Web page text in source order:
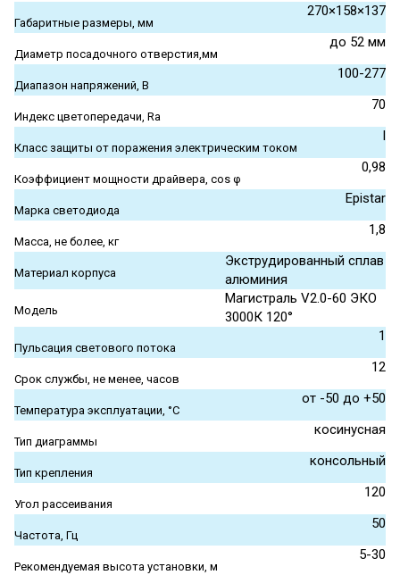
Габаритные размеры, мм
270×158×137
Диаметр посадочного отверстия,мм
до 52 мм
Диапазон напряжений, В
100-277
Индекс цветопередачи, Ra
70
Класс защиты от поражения электрическим током
I
Коэффициент мощности драйвера, cos φ
0,98
Марка светодиода
Epistar
Масса, не более, кг
1,8
Материал корпуса
Экструдированный сплав
алюминия
Модель
Магистраль V2.0-60 ЭКО
3000К 120°
Пульсация светового потока
1
Срок службы, не менее, часов
12
Температура эксплуатации, °С
от -50 до +50
Тип диаграммы
косинусная
Тип крепления
консольный
Угол рассеивания
120
Частота, Гц
50
Рекомендуемая высота установки, м
5-30